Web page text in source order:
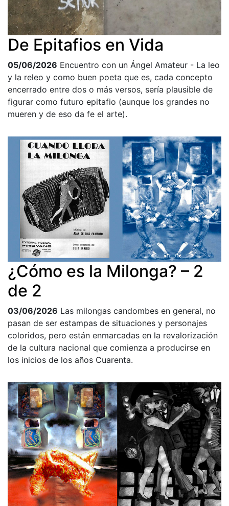
De Epitafios en Vida
05/06/2026 Encuentro con un Ángel Amateur - La leo
y la releo y como buen poeta que es, cada concepto
encerrado entre dos o más versos, sería plausible de
figurar como futuro epitafio (aunque los grandes no
mueren y de eso da fe el arte).
¿Cómo es la Milonga? – 2
de 2
03/06/2026 Las milongas candombes en general, no
pasan de ser estampas de situaciones y personajes
coloridos, pero están enmarcadas en la revalorización
de la cultura nacional que comienza a producirse en
los inicios de los años Cuarenta.